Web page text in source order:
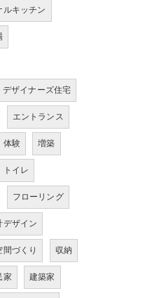
ルキッチン
デザイナーズ住宅
エントランス
体験 増築
トイレ
フローリング
デザイン
間づくり 収納
家 建築家